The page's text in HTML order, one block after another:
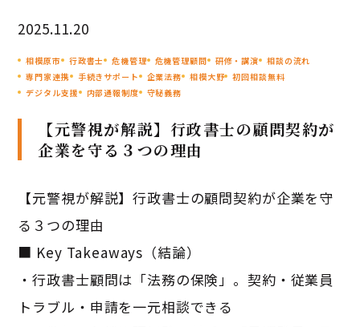
2025.11.20
相模原市 行政書士 危機管理 危機管理顧問 研修・講演
相談の流れ
専門家連携
手続きサポート 企業法務 相模大野
初回相談無料
デジタル支援
内部通報制度 守秘義務
【元警視が解説】行政書士の顧問契約が
企業を守る３つの理由
【元警視が解説】行政書士の顧問契約が企業を守
る３つの理由
■ Key Takeaways（結論）
・行政書士顧問は「法務の保険」。契約・従業員
トラブル・申請を一元相談できる